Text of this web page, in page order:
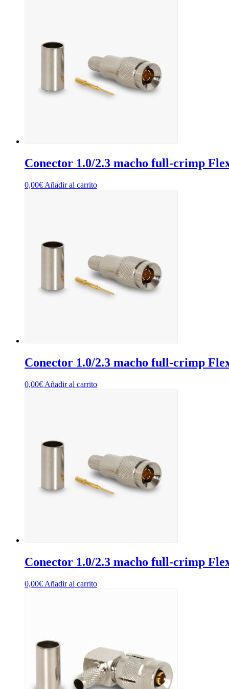
Conector 1.0/2.3 macho full-crimp
0,00€ Añadir al carrito
Conector 1.0/2.3 macho full-crimp
0,00€ Añadir al carrito
Conector 1.0/2.3 macho full-crimp
0,00€ Añadir al carrito